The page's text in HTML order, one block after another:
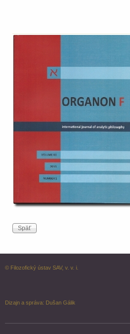
© Filozofický ústav SAV, v. v. i.
Dizajn a správa: Dušan Gálik